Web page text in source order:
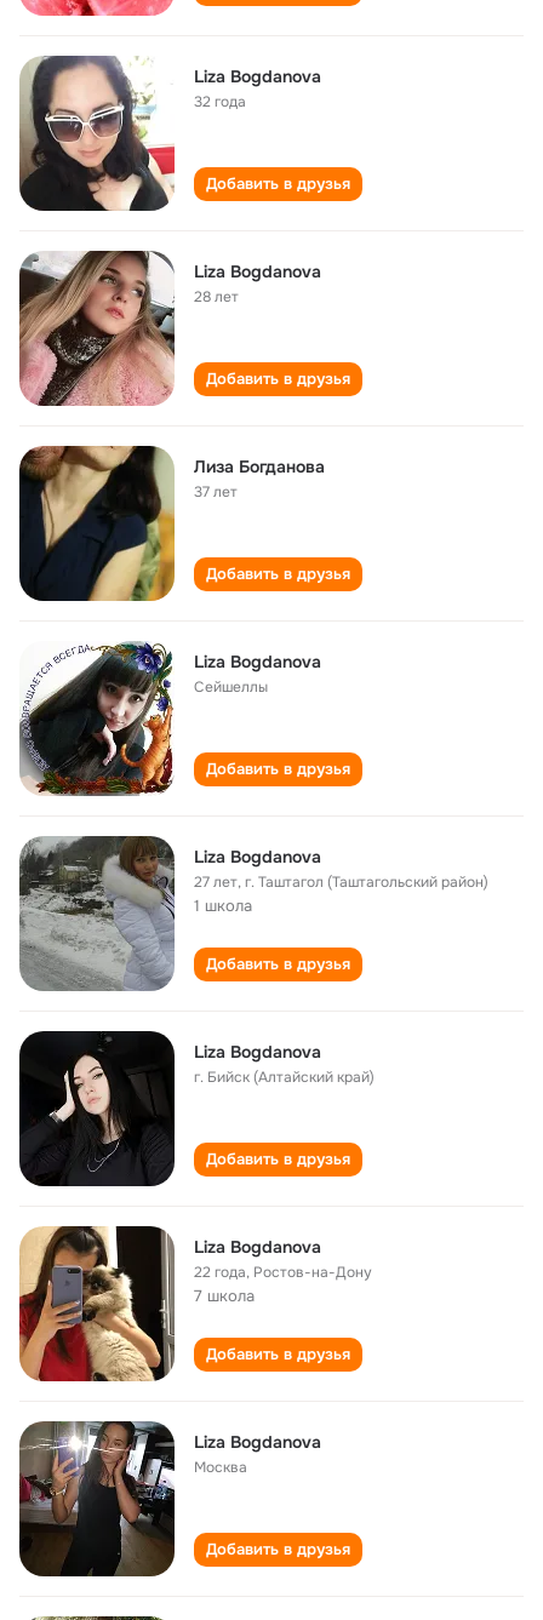
Liza Bogdanova
32 года
Добавить в друзья
Liza Bogdanova
28 лет
Добавить в друзья
Лиза Богданова
37 лет
Добавить в друзья
Liza Bogdanova
Сейшеллы
Добавить в друзья
Liza Bogdanova
27 лет,г. Таштагол (Таштагольский район)
1 школа
Добавить в друзья
Liza Bogdanova
г. Бийск (Алтайский край)
Добавить в друзья
Liza Bogdanova
22 года, Ростов-на-Дону
7 школа
Добавить в друзья
Liza Bogdanova
Москва
Добавить в друзья